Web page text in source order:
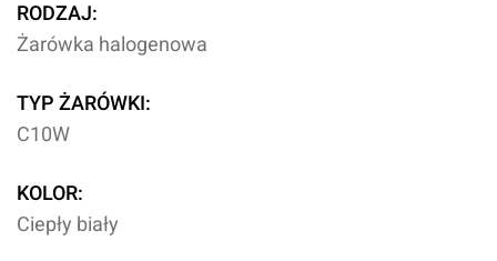
RODZAJ:
Żarówka halogenowa
TYP ŻARÓWKI:
C10W
KOLOR:
Ciepły biały